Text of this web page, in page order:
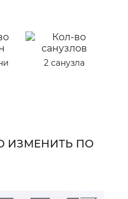
2 санузла
ИЗМЕНИТЬ ПО